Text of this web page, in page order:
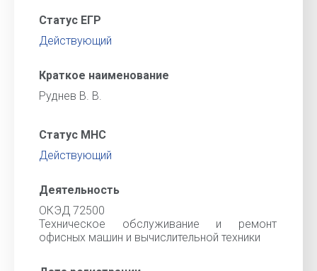
Статус ЕГР
Действующий
Краткое наименование
Руднев В. В.
Статус МНС
Действующий
Деятельность
ОКЭД 72500
Техническое обслуживание и ремонт
офисных машин и вычислительной техники